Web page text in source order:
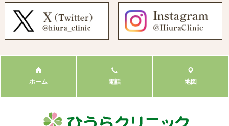
ホーム 電話 地図